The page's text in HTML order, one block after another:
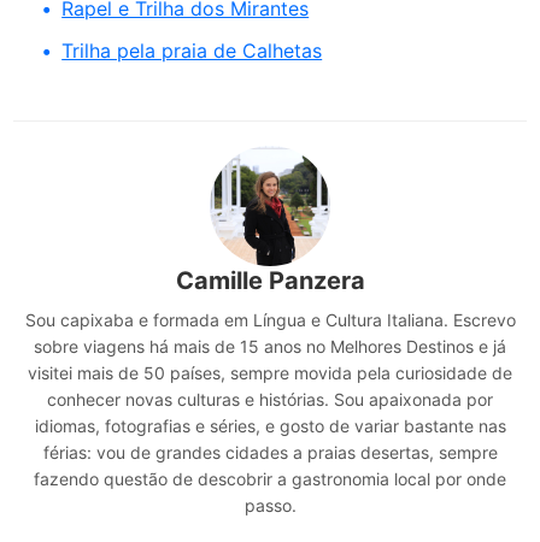
Rapel e Trilha dos Mirantes
Trilha pela praia de Calhetas
Camille Panzera
Sou capixaba e formada em Língua e Cultura Italiana. Escrevo
sobre viagens há mais de 15 anos no Melhores Destinos e já
visitei mais de 50 países, sempre movida pela curiosidade de
conhecer novas culturas e histórias. Sou apaixonada por
idiomas, fotografias e séries, e gosto de variar bastante nas
férias: vou de grandes cidades a praias desertas, sempre
fazendo questão de descobrir a gastronomia local por onde
passo.